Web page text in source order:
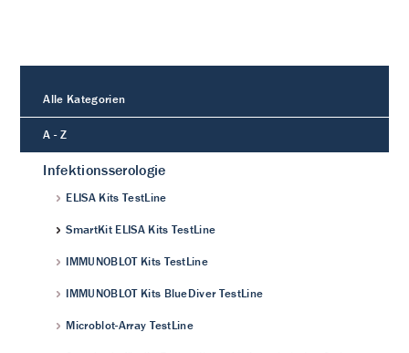
Alle Kategorien
A - Z
Infektionsserologie
ELISA Kits TestLine
SmartKit ELISA Kits TestLine
IMMUNOBLOT Kits TestLine
IMMUNOBLOT Kits BlueDiver TestLine
Microblot-Array TestLine